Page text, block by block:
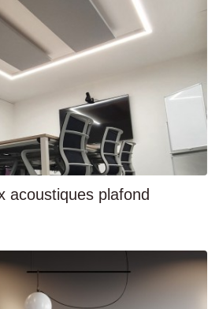
acoustiques plafond